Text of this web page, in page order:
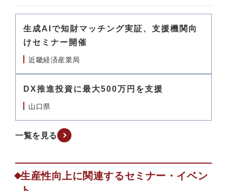
生成AIで知財マッチング実証、支援機関向
けセミナー開催
近畿経済産業局
DX推進投資に最大500万円を支援
山口県
一覧を見る
生産性向上に関連するセミナー・イベン